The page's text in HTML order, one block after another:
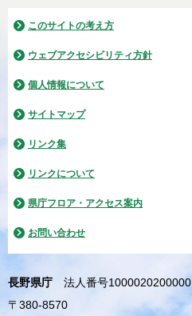
このサイトの考え方
ウェブアクセシビリティ方針
個人情報について
サイトマップ
リンク集
リンクについて
県庁フロア・アクセス案内
お問い合わせ
長野県庁
法人番号1000020200000
〒380-8570